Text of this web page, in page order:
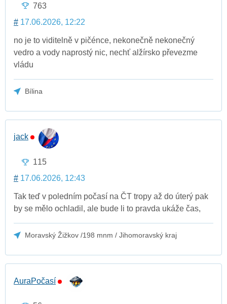
763
# 17.06.2026, 12:22
no je to viditelně v pičénce, nekonečně nekonečný
vedro a vody naprostý nic, nechť alžírsko převezme
vládu
Bílina
jack
115
# 17.06.2026, 12:43
Tak teď v poledním počasí na ČT tropy až do úterý pak
by se mělo ochladil, ale bude li to pravda ukáže čas,
Moravský Žižkov /198 mnm / Jihomoravský kraj
AuraPočasí